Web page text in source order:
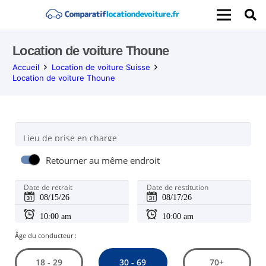
Location de voiture Thoune
Accueil
Location de voiture Suisse
Location de voiture Thoune
Lieu de prise en charge
Retourner au même endroit
Date de retrait Date de restitution
Âge du conducteur :
18 - 29 30 - 69 70+